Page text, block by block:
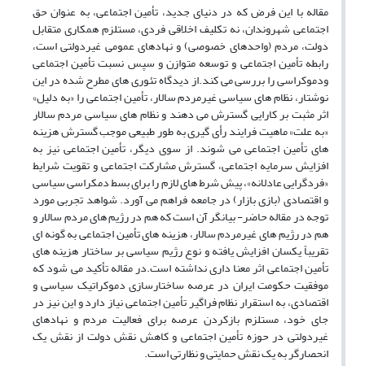
مقاله با این فرض که در دنیای جدید، تأمین اجتماعی، به عنوان حق
اجتماعی شهروندان، نه تکلیف اخلاقی فردی، مستلزم همکاری متقابل
دولت، مردم (واحدهای خصوصی) و نهادهای عمومی غیردولتی است،
رابطه تأمین اجتماعی و توسعه متوازن و سپس نسبت تأمین اجتماعی
ودموکراسی را بررسی می کند.از دیدگاه تئوری های مطرح شده در این
نوشتار، نظام های سیاسی غیرمردم سالار، تأمین اجتماعی را «به دلیل»
اثر مثبت بر کارایی گسترش می دهند و نظام های سیاسی مردم سالار
«به علت» ماهیت فرایند رأی گیری به طور طبیعی موجب گسترش هزینه
های تأمین اجتماعی می شوند. از سوی دیگر، تأمین اجتماعی نیز به
افزایش سرمایه اجتماعی، گسترش مشارکت اجتماعی و تقویت شرایط
«فردگرایی عادلانه»، پیش شرط های لازم را برای بسط دمکراسی سیاسی
و اقتصادی (بازی بازار) در جامعه فراهم می آورد. شواهد تجربی مورد
توجه در مقاله حاضر- بیانگر آن است که هم در رژیم های مردم سالار و
هم در رژیم های غیرمردم سالار، هزینه های تأمین اجتماعی به گونه ای
تقریباً یکسان افزایش یافته و نوع رژیم سیاسی بر ساختار هزینه های
تأمین اجتماعی اثر معنا داری نداشته است.در مقاله تأکید می شود که
موفقیت حکومت ایران در عرصه ساختارسازی دموکراتیک سیاسی و
اقتصادی، به استقرار نظام فراگیر تأمین اجتماعی نیاز دارد و این نیز در
جای خود، مستلزم بازکردن عرصه برای فعالیت مردم و نهادهای
غیردولتی در حوزه تأمین اجتماعی و کاهش نقش دولت از نقش یک
انحصارگر به یک نقش حمایتی و نظارتی است.